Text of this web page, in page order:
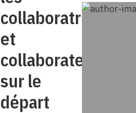
collaboratrices
et
collaborateurs
sur le
départ